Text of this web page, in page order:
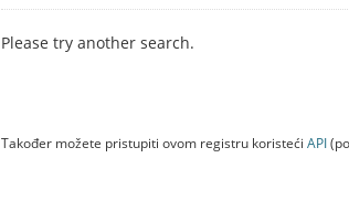
Please try another search.
Također možete pristupiti ovom registru koristeći API